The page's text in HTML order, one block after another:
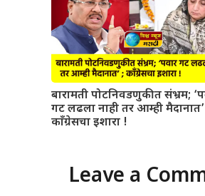
बारामती पोटनिवडणुकीत संभ्रम;
गट लढला नाही तर आम्ही
काँग्रेसचा इशारा !
Leave a